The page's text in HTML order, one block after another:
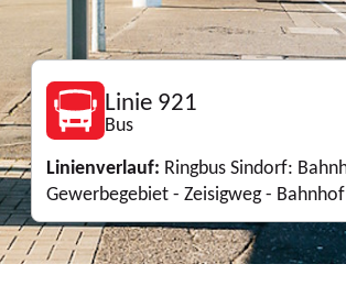
Linie 921
Bus
Linienverlauf: Ringbus Sindorf:
Gewerbegebiet - Zeisigweg - Bahnhof